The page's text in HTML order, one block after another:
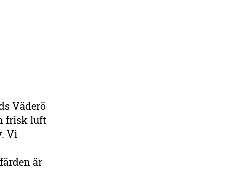
Väderö
frisk luft
Vi
är